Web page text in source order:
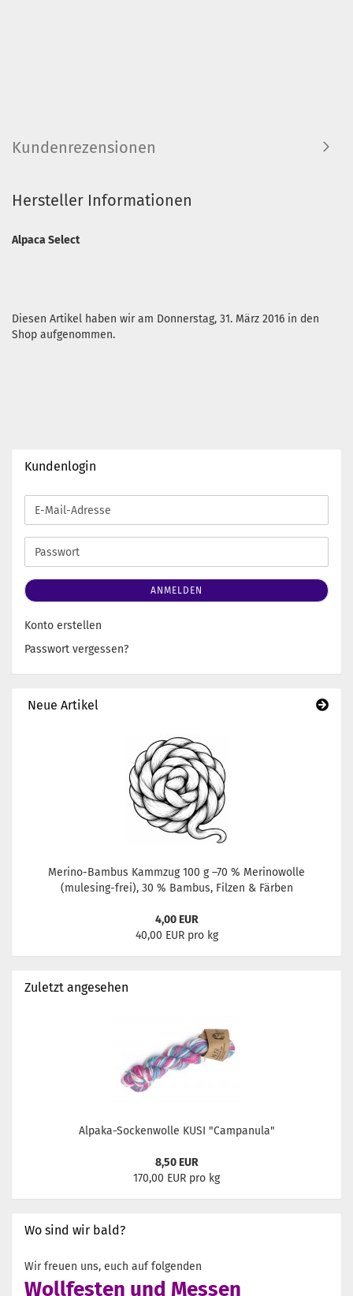
Kundenrezensionen
Hersteller Informationen
Alpaca Select
Diesen Artikel haben wir am Donnerstag, 31. März 2016 in den
Shop aufgenommen.
Kundenlogin
E-
Mail-
Adresse
Passwort
ANMELDEN
Konto erstellen
Passwort vergessen?
Neue Artikel
Merino-Bambus Kammzug 100 g –70 % Merinowolle
(mulesing-frei), 30 % Bambus, Filzen & Färben
4,00 EUR
40,00 EUR pro kg
Zuletzt angesehen
Alpaka-Sockenwolle KUSI "Campanula"
8,50 EUR
170,00 EUR pro kg
Wo sind wir bald?
Wir freuen uns, euch auf folgenden
Wollfesten und Messen